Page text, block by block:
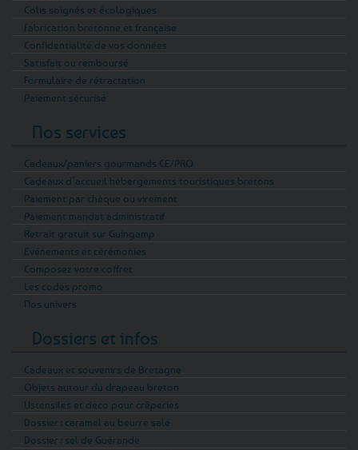
Colis soignés et écologiques
Fabrication bretonne et française
Confidentialité de vos données
Satisfait ou remboursé
Formulaire de rétractation
Paiement sécurisé
Nos services
Cadeaux/paniers gourmands CE/PRO
Cadeaux d’accueil hébergements touristiques bretons
Paiement par chèque ou virement
Paiement mandat administratif
Retrait gratuit sur Guingamp
Evénements et cérémonies
Composez votre coffret
Les codes promo
Nos univers
Dossiers et infos
Cadeaux et souvenirs de Bretagne
Objets autour du drapeau breton
Ustensiles et déco pour crêperies
Dossier : caramel au beurre salé
Dossier : sel de Guérande